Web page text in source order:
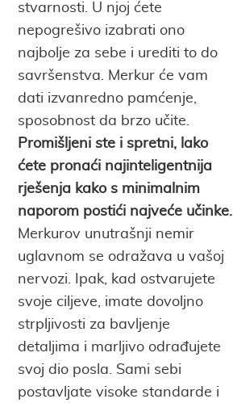
stvarnosti. U njoj ćete
nepogrešivo izabrati ono
najbolje za sebe i urediti to do
savršenstva. Merkur će vam
dati izvanredno pamćenje,
sposobnost da brzo učite.
Promišljeni ste i spretni, lako
ćete pronaći najinteligentnija
rješenja kako s minimalnim
naporom postići najveće učinke.
Merkurov unutrašnji nemir
uglavnom se odražava u vašoj
nervozi. Ipak, kad ostvarujete
svoje ciljeve, imate dovoljno
strpljivosti za bavljenje
detaljima i marljivo odrađujete
svoj dio posla. Sami sebi
postavljate visoke standarde i